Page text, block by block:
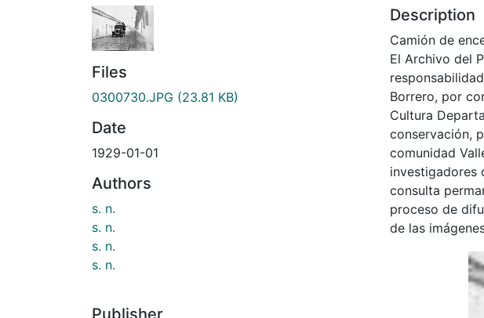
Files
0300730.JPG (23.81 KB)
Date
1929-01-01
Authors
s. n.
s. n.
s. n.
s. n.
Publisher
Description
Camión de
El Archivo del
Borrero, por
Cultura
conservación,
comunidad
investigadores
consulta
proceso de
de las